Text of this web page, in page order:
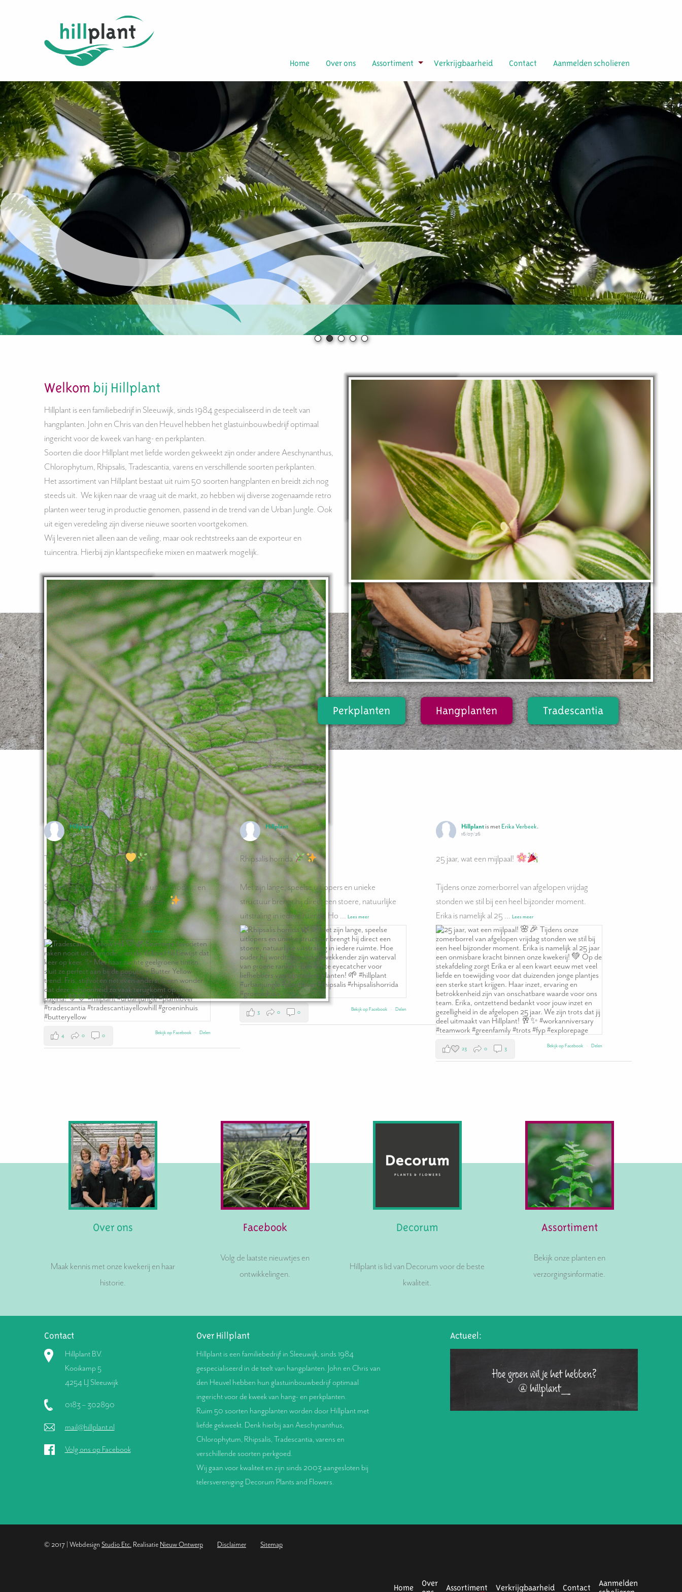
Home Over ons Assortiment Verkrijgbaarheid Contact Aanmelden scholieren
Welkom bij Hillplant
Hillplant is een familiebedrijf in Sleeuwijk, sinds 1984 gespecialiseerd in de teelt van
hangplanten. John en Chris van den Heuvel hebben het glastuinbouwbedrijf optimaal
ingericht voor de kweek van hang- en perkplanten.
Soorten die door Hillplant met liefde worden gekweekt zijn onder andere Aeschynanthus,
Chlorophytum, Rhipsalis, Tradescantia, varens en verschillende soorten perkplanten.
Het assortiment van Hillplant bestaat uit ruim 50 soorten hangplanten en breidt zich nog
steeds uit. We kijken naar de vraag uit de markt, zo hebben wij diverse zogenaamde retro
planten weer terug in productie genomen, passend in de trend van de Urban Jungle. Ook
uit eigen veredeling zijn diverse nieuwe soorten voortgekomen.
Wij leveren niet alleen aan de veiling, maar ook rechtstreeks aan de exporteur en
tuincentra. Hierbij zijn klantspecifieke mixen en maatwerk mogelijk.
Bekijk hier ons prachtige
assortiment
Perkplanten Hangplanten Tradescantia
Het laatste nieuws
Hillplant
03/08/26
Tradescantia 'Yellow Hill'
Sommige favorieten raken nooit uit de mode... en
de Yellow Hill bewijst dat keer op keer.
Met haar zachte geelgroene...Lees meer
Bekijk op Facebook · Delen
4 0 0
Hillplant
27/07/26
Rhipsalis horrida
Met zijn lange, speelse uitlopers en unieke
structuur brengt hij direct een stoere, natuurlijke
uitstraling in iedere ruimte. Ho ...Lees meer
Bekijk op Facebook · Delen
3 0 0
Hillplantis metErika Verbeek.
16/07/26
25 jaar, wat een mijlpaal!
Tijdens onze zomerborrel van afgelopen vrijdag
stonden we stil bij een heel bijzonder moment.
Erika is namelijk al 25 ...Lees meer
Bekijk op Facebook · Delen
23 0 3
Over ons
Maak kennis met onze kwekerij en haar
historie.
Facebook
Volg de laatste nieuwtjes en
ontwikkelingen.
Decorum
Hillplant is lid van Decorum voor de beste
kwaliteit.
Assortiment
Bekijk onze planten en
verzorgingsinformatie.
Contact
Hillplant B.V.
Kooikamp 5
4254 LJ Sleeuwijk
0183 – 302890
mail@hillplant.nl
Volg ons op Facebook
Over Hillplant
Hillplant is een familiebedrijf in Sleeuwijk, sinds 1984
gespecialiseerd in de teelt van hangplanten. John en Chris van
den Heuvel hebben hun glastuinbouwbedrijf optimaal
ingericht voor de kweek van hang- en perkplanten.
Ruim 50 soorten hangplanten worden door Hillplant met
liefde gekweekt. Denk hierbij aan Aeschynanthus,
Chlorophytum, Rhipsalis, Tradescantia, varens en
verschillende soorten perkgoed.
Wij gaan voor kwaliteit en zijn sinds 2003 aangesloten bij
telersvereniging Decorum Plants and Flowers.
Actueel:
Hoe groen wil je het hebben?
@hillplant_
© 2017 | Webdesign Studio Etc. Realisatie Nieuw Ontwerp Disclaimer Sitemap
Home
Over
Assortiment Verkrijgbaarheid Contact
Aanmelden